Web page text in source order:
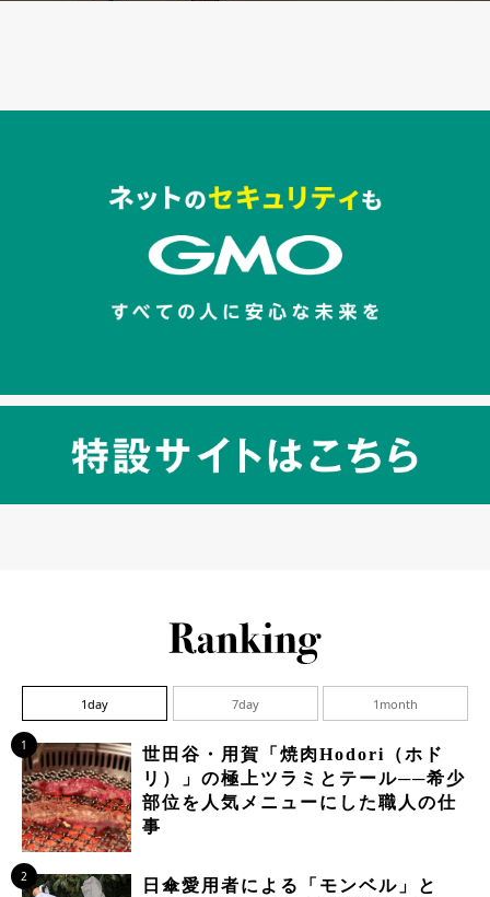
セキュリティキャンペーンでのバナー
1day 7day 1month
1
世田谷・用賀「焼肉Hodori（ホド
リ）」の極上ツラミとテール──希少
部位を人気メニューにした職人の仕
事
2
日傘愛用者による「モンベル」と